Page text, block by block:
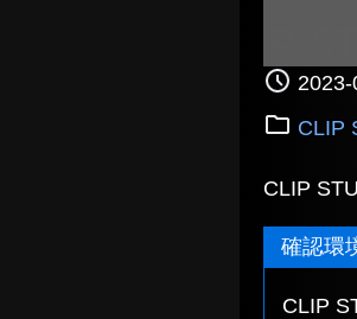
CLIP
CLIP
確認環
CLIP